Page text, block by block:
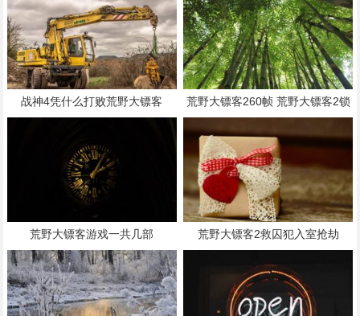
战神4凭什么打败荒野大镖客
荒野大镖客260帧 荒野大镖客2锁
60帧怎么调
荒野大镖客游戏一共几部 荒野大镖客2救囚犯入室抢劫